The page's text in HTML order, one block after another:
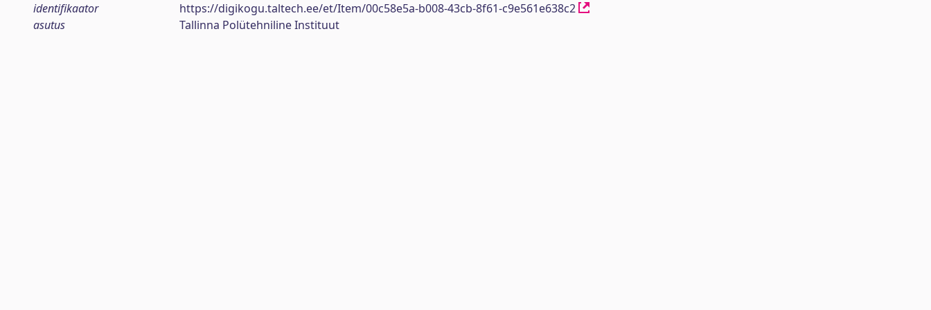
identifikaator
https://digikogu.taltech.ee/et/Item/00c58e5a-b008-43cb-8f61-c9e561e638c2
asutus
Tallinna Polütehniline Instituut